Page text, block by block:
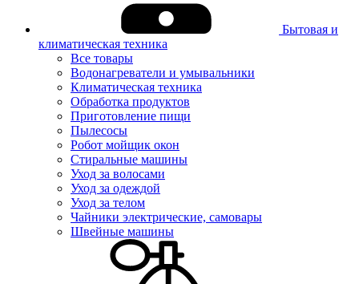
Бытовая и
климатическая техника
Все товары
Водонагреватели и умывальники
Климатическая техника
Обработка продуктов
Приготовление пищи
Пылесосы
Робот мойщик окон
Стиральные машины
Уход за волосами
Уход за одеждой
Уход за телом
Чайники электрические, самовары
Швейные машины